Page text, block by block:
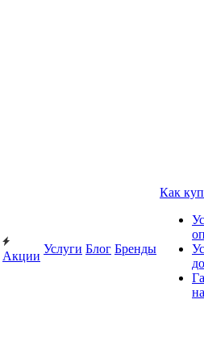
Акции
Услуги Блог Бренды
Как